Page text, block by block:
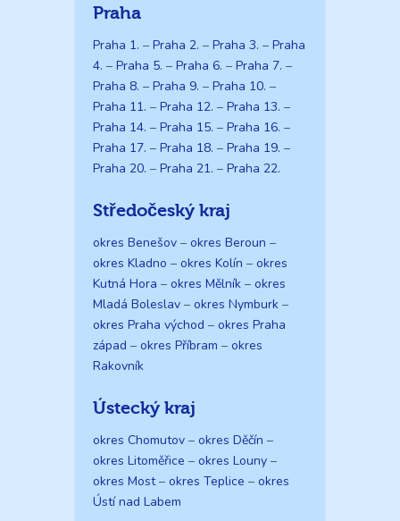
Praha
Praha 1. – Praha 2. – Praha 3. – Praha
4. – Praha 5. – Praha 6. – Praha 7. –
Praha 8. – Praha 9. – Praha 10. –
Praha 11. – Praha 12. – Praha 13. –
Praha 14. – Praha 15. – Praha 16. –
Praha 17. – Praha 18. – Praha 19. –
Praha 20. – Praha 21. – Praha 22.
Středočeský kraj
okres Benešov – okres Beroun –
okres Kladno – okres Kolín – okres
Kutná Hora – okres Mělník – okres
Mladá Boleslav – okres Nymburk –
okres Praha východ – okres Praha
západ – okres Příbram – okres
Rakovník
Ústecký kraj
okres Chomutov – okres Děčín –
okres Litoměřice – okres Louny –
okres Most– okres Teplice – okres
Ústí nad Labem